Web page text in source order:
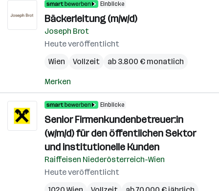
Einblicke
Bäckerleitung (m/w/d)
Joseph Brot
Heute veröffentlicht
Wien
Vollzeit ab 3.800 € monatlich
Merken
Einblicke
Senior Firmenkundenbetreuer:in
(w/m/d) für den öffentlichen Sektor
und institutionelle Kunden
Raiffeisen Niederösterreich-Wien
Heute veröffentlicht